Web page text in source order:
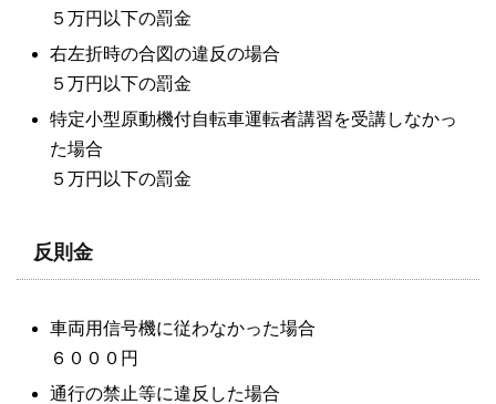
５万円以下の罰金
右左折時の合図の違反の場合
５万円以下の罰金
特定小型原動機付自転車運転者講習を受講しなかっ
た場合
５万円以下の罰金
反則金
車両用信号機に従わなかった場合
６０００円
通行の禁止等に違反した場合